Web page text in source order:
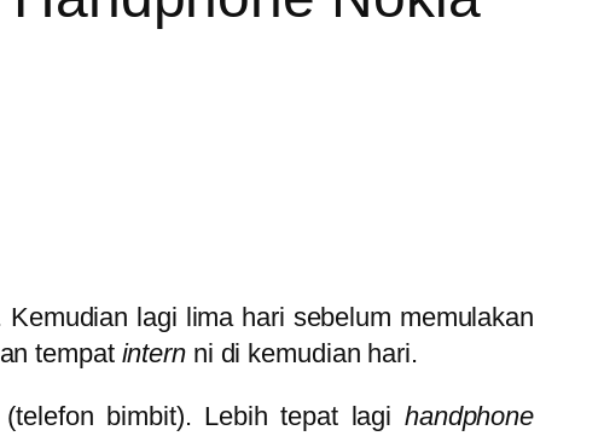
lagi lima hari sebelum memulakan
tempatinternni di kemudian hari.
bimbit). Lebih tepat lagi handphone